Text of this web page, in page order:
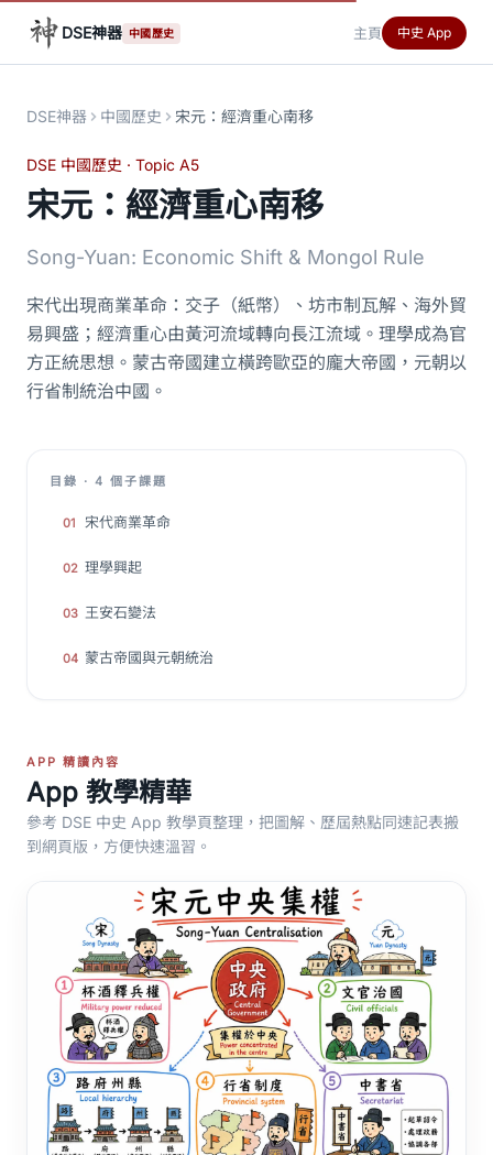
DSE神器 中國歷史 主頁 中史 App
DSE神器 中國歷史 宋元：經濟重心南移
DSE 中國歷史 · Topic A5
宋元：經濟重心南移
Song-Yuan: Economic Shift & Mongol Rule
宋代出現商業革命：交子（紙幣）、坊市制瓦解、海外貿
易興盛；經濟重心由黃河流域轉向長江流域。理學成為官
方正統思想。蒙古帝國建立橫跨歐亞的龐大帝國，元朝以
行省制統治中國。
目錄 · 4 個子課題
01 宋代商業革命
02 理學興起
03 王安石變法
04 蒙古帝國與元朝統治
APP 精讀內容
App 教學精華
參考 DSE 中史 App 教學頁整理，把圖解、歷屆熱點同速記表搬
到網頁版，方便快速溫習。